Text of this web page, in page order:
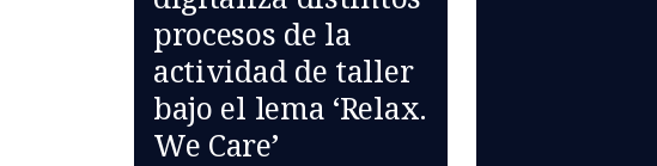
procesos de la
actividad de taller
bajo el lema ‘Relax.
We Care’